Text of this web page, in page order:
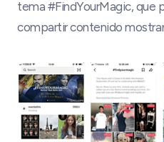
tema #FindYourMagic, que
compartir contenido